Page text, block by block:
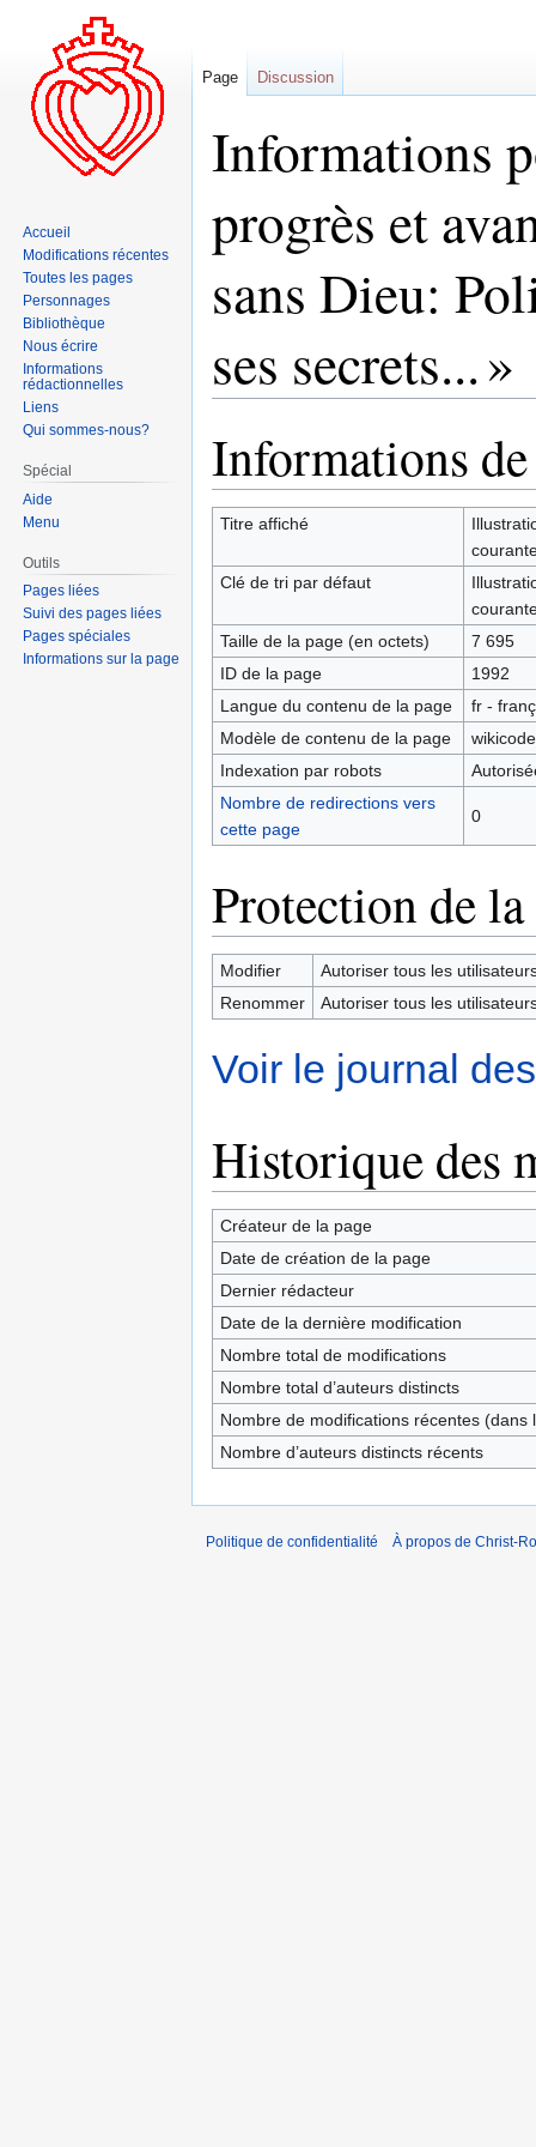
Informations
progrès et
sans Dieu:
ses secrets... »
la
navigation
la
recherche
Informations de
Titre affiché
Clé de tri par défaut
Taille de la page (en octets)
7 695
ID de la page
1992
Langue du contenu de la page
fr -
Modèle de contenu de la page
wikicode
Indexation par robots
Nombre de redirections vers
cette page
0
Protection de la
Modifier
Autoriser tous les
Renommer
Autoriser tous les
Voir le journal
Historique des
Créateur de la page
Date de création de la page
Dernier rédacteur
Date de la dernière modification
Nombre total de modifications
Nombre total d’auteurs distincts
Nombre de modifications récentes (dans
Nombre d’auteurs distincts récents
Page Discussion
Accueil
Modifications récentes
Toutes les pages
Personnages
Bibliothèque
Nous écrire
Informations
rédactionnelles
Liens
Qui sommes-nous?
Spécial
Aide
Menu
Outils
Pages liées
Suivi des pages liées
Pages spéciales
Informations sur la page
Politique de confidentialité À propos de Christ-